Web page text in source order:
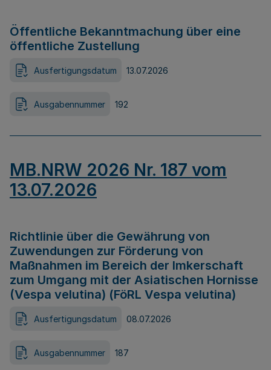
Öffentliche Bekanntmachung über eine
öffentliche Zustellung
Ausfertigungsdatum 13.07.2026
Ausgabennummer 192
MB.NRW 2026 Nr. 187 vom
13.07.2026
Richtlinie über die Gewährung von
Zuwendungen zur Förderung von
Maßnahmen im Bereich der Imkerschaft
zum Umgang mit der Asiatischen Hornisse
(Vespa velutina) (FöRL Vespa velutina)
Ausfertigungsdatum 08.07.2026
Ausgabennummer 187